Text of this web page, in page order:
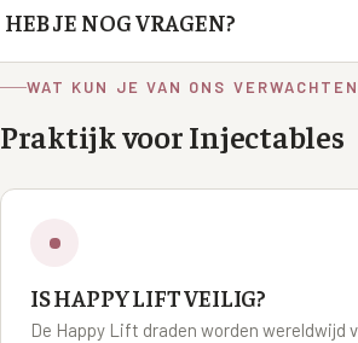
HEB JE NOG VRAGEN?
Als je vragen hebt, twijfel dan niet om
Facebook Messenger. Dokter Meulenaar
WAT KUN JE VAN ONS
Praktijk voor Injectables
IS HAPPY LIFT VEILIG?
De Happy Lift draden worden wereldwijd